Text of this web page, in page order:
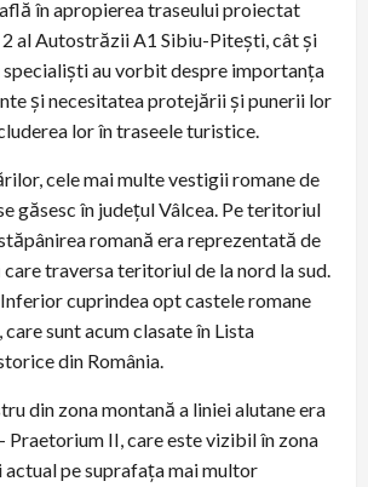
în apropierea traseului proiectat
al Autostrăzii A1 Sibiu-Pitești, cât și
specialiști au vorbit despre importanța
și necesitatea protejării și punerii lor
lor în traseele turistice.
cele mai multe vestigii romane de
găsesc în județul Vâlcea. Pe teritoriul
romană era reprezentată de
traversa teritoriul de la nord la sud.
cuprindea opt castele romane
care sunt acum clasate în Lista
din România.
din zona montană a liniei alutane era
Praetorium II, care este vizibil în zona
actual pe suprafața mai multor